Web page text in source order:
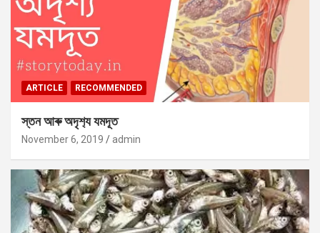
ARTICLE RECOMMENDED
স্তন আৰু অদৃশ‍্য যমদূত
November 6, 2019 admin